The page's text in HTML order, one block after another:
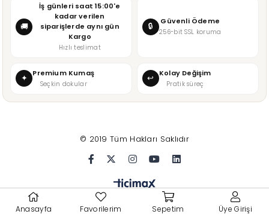
🚚
İş günleri saat 15:00'e
kadar verilen
siparişlerde aynı gün
Kargo
Hızlı teslimat
🔒 Güvenli Ödeme
256-bit SSL koruma
✦ Premium Kumaş
Seçkin dokular ↩ Kolay Değişim
Pratik süreç
© 2019 Tüm Hakları Saklıdır
Anasayfa Favorilerim Sepetim Üye Girişi